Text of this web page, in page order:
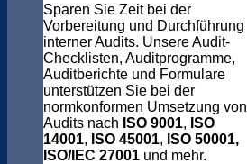
Sparen Sie Zeit bei der
Vorbereitung und Durchführung
interner Audits. Unsere Audit-
Checklisten, Auditprogramme,
Auditberichte und Formulare
unterstützen Sie bei der
normkonformen Umsetzung von
Audits nach ISO 9001, ISO
14001, ISO 45001, ISO 50001,
ISO/IEC 27001 und mehr.